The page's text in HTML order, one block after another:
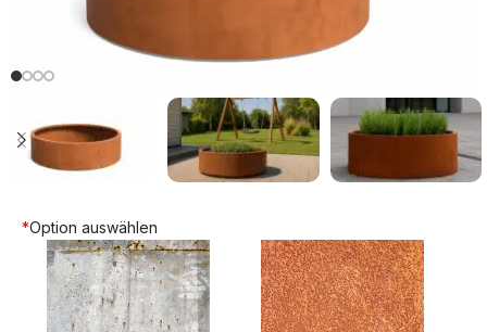
*Option auswählen